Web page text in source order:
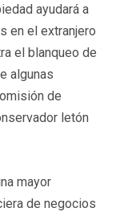
ayudará a
en el extranjero
el blanqueo de
algunas
de
letón
mayor
de negocios